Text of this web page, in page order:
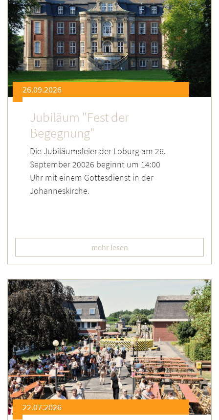
26.09.2026
Jubiläum "Fest der
Begegnung"
Die Jubiläumsfeier der Loburg am 26.
September 20026 beginnt um 14:00
Uhr mit einem Gottesdienst in der
Johanneskirche.
mehr lesen
22.07.2026